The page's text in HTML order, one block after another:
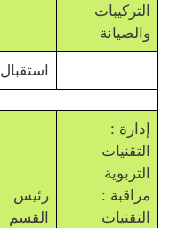
التركيبات
والصيانة
استقبال
إدارة :
التقنيات
التربوية
مراقبة :
التقنيات
رئيس
القسم